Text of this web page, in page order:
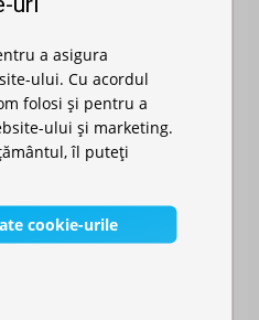
a asigura
ului. Cu acordul
folosi și pentru a
ului și marketing.
îl puteți
cookie-urile